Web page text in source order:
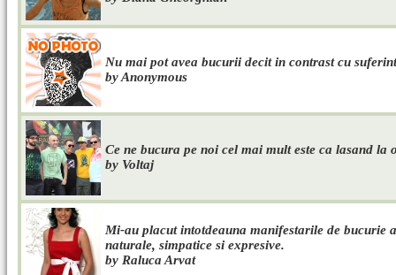
Nu mai pot avea bucurii decit in contrast cu
by Anonymous
Ce ne bucura pe noi cel mai mult este ca lasand la
by Voltaj
Mi-au placut intotdeauna manifestarile de bucurie
naturale, simpatice si expresive.
by Raluca Arvat